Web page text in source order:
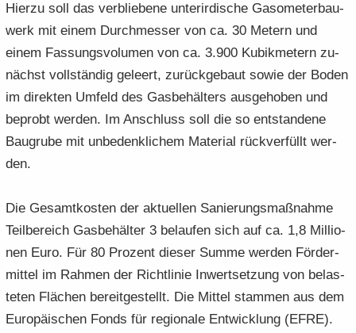
Hier­zu soll das ver­blie­be­ne un­ter­ir­di­sche Ga­so­me­ter­bau­
werk mit einem Durch­mes­ser von ca. 30 Me­tern und
einem Fas­sungs­vo­lu­men von ca. 3.900 Ku­bik­me­tern zu­
nächst voll­stän­dig ge­leert, zu­rück­ge­baut sowie der Boden
im di­rek­ten Um­feld des Gas­be­häl­ters aus­ge­ho­ben und
be­probt wer­den. Im An­schluss soll die so ent­stan­de­ne
Bau­gru­be mit un­be­denk­li­chem Ma­te­ri­al rück­v­er­füllt wer­
den.
Die Ge­samt­kos­ten der ak­tu­el­len Sa­nie­rungs­maß­nah­me
Teil­be­reich Gas­be­häl­ter 3 be­lau­fen sich auf ca. 1,8 Mil­lio­
nen Euro. Für 80 Pro­zent die­ser Summe wer­den För­der­
mit­tel im Rah­men der Richt­li­nie In­wert­set­zung von be­las­
te­ten Flä­chen be­reit­ge­stellt. Die Mit­tel stam­men aus dem
Eu­ro­päi­schen Fonds für re­gio­na­le Ent­wick­lung (EFRE).